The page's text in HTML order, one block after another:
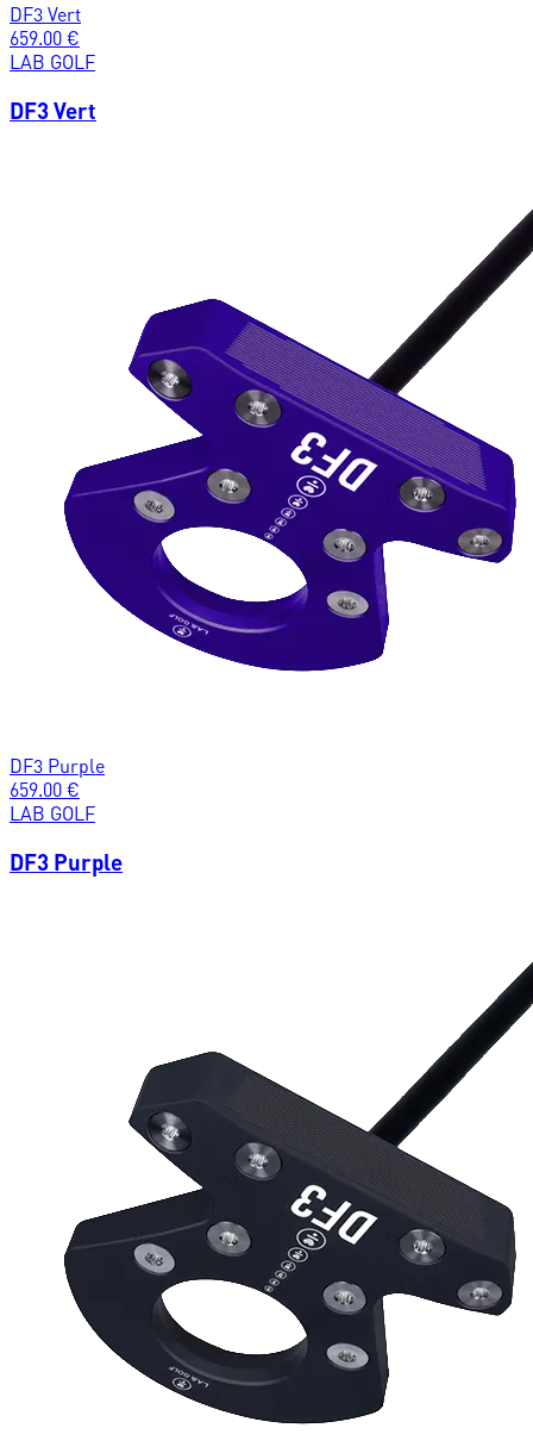
DF3 Vert
659.00 €
LAB GOLF
DF3 Vert
DF3 Purple
659.00 €
LAB GOLF
DF3 Purple